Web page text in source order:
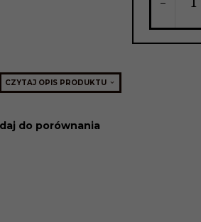
CZYTAJ OPIS PRODUKTU
do porównania